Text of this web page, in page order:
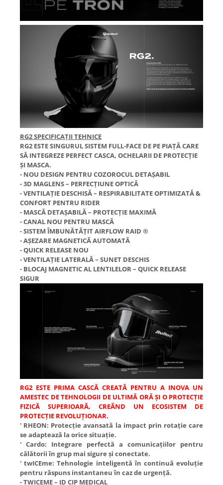
RG2 SPECIFICAȚII TEHNICE
RG2 ESTE SINGURUL SISTEM FULL-FACE DE PE PIAȚĂ CARE
SĂ INTEGREZE PERFECT CASCA, OCHELARII DE PROTECȚIE
ȘI MASCA.
- NOU DESIGN PENTRU COZOROCUL DETAȘABIL
- 3D MAGLENS – PERFECȚIUNE OPTICĂ
- VENTILAȚIE DESCHISĂ – RESPIRABILITATE OPTIMIZATĂ &
CONFORT PENTRU RIDER
- MASCĂ DETAȘABILĂ – PROTECȚIE MAXIMĂ
- CANAL NOU PENTRU MASCĂ
- SISTEM ÎMBUNĂTĂȚIT AIRFLOW RAID ®
- AȘEZARE MAGNETICĂ AUTOMATĂ
- QUICK RELEASE NOU
- VENTILAȚIE LATERALĂ – SUNET DESCHIS
- BLOCAJ MAGNETIC AL LENTILELOR – QUICK RELEASE
SIGUR
RG2 ESTE PRIMA CASCĂ CREATĂ PENTRU A INOVA UN
AMESTEC DE TEHNOLOGII DE ULTIMĂ ORĂ ȘI O PROTECȚIE
FIZICĂ SUPERIOARĂ, CREÂND UN ECOSISTEM DE
PROTECȚIE REVOLUȚIONAR.
' RHEON: Protecție avansată la impact prin rotație care
se adaptează la orice situație.
' Cardo: Integrare perfectă a comunicațiilor pentru
călătorii în grup mai sigure și conectate.
' twICEme: Tehnologie inteligentă în continuă evoluție
pentru răspuns instantaneu în caz de urgență.
- TWICEME – ID CIP MEDICAL